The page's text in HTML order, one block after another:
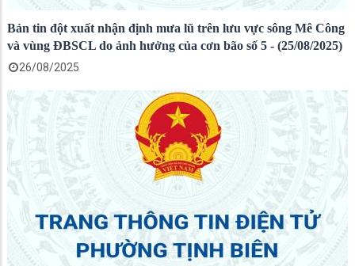
Bản tin đột xuất nhận định mưa lũ trên lưu vực sông Mê Công
và vùng ĐBSCL do ảnh hưởng của cơn bão số 5 - (25/08/2025)
26/08/2025